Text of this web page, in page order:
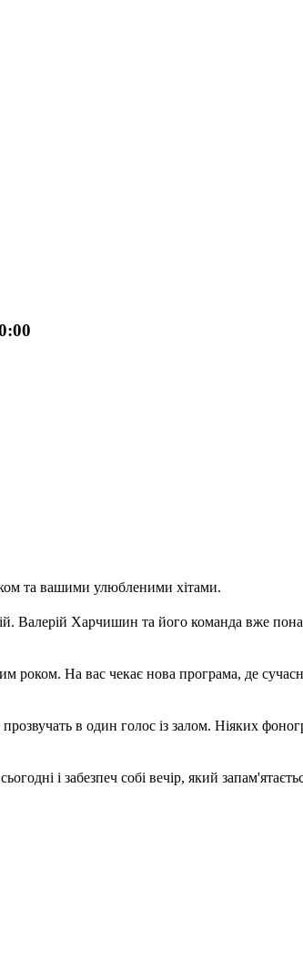
та вашими улюбленими хітами.
Валерій Харчишин та його команда вже
На вас чекає нова програма, де
в один голос із залом. Ніяких
і забезпеч собі вечір, який